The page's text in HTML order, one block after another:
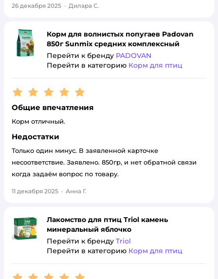
26 декабря 2025 · Дилара С.
Корм для волнистых попугаев Padovan
850г Sunmix средних комплексный
Перейти к бренду PADOVAN
Перейти в категорию Корм для птиц
Рейтинг:5
Общие впечатления
Корм отличный.
Недостатки
Только один минус. В заявленной карточке
несоответствие. Заявлено. 850гр, и нет обратной связи
когда задаём вопрос по товару.
11 декабря 2025 · Анна Г.
Лакомство для птиц Triol камень
минеральный яблочко
Перейти к бренду Triol
Перейти в категорию Корм для птиц
Рейтинг:5